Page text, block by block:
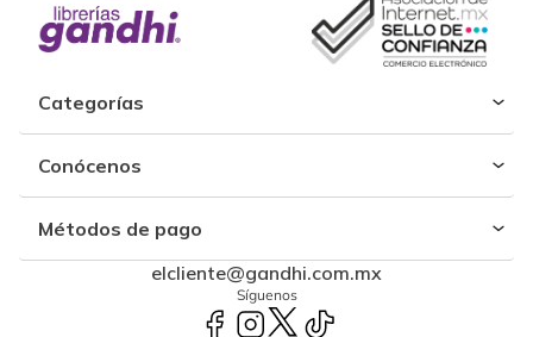
Categorías
Conócenos
Métodos de pago
elcliente@gandhi.com.mx
Síguenos